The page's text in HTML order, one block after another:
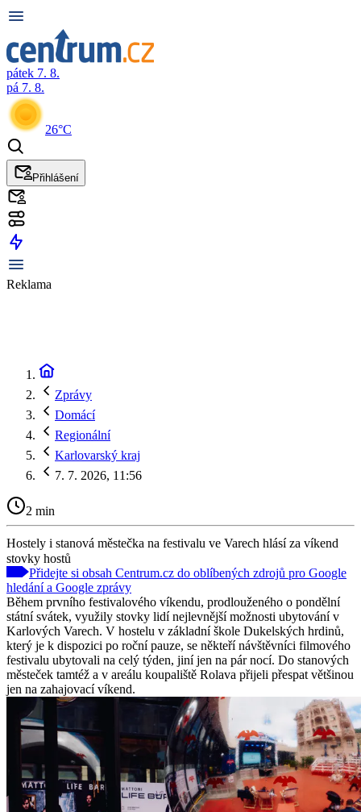
pátek 7. 8.
pá 7. 8.
26°C
Přihlášení
Reklama
Zprávy
Domácí
Regionální
Karlovarský kraj
7. 7. 2026, 11:56
2 min
Hostely i stanová městečka na festivalu ve Varech hlásí za víkend
stovky hostů
Přidejte si obsah Centrum.cz do oblíbených zdrojů pro Google
hledání a Google zprávy
Během prvního festivalového víkendu, prodlouženého o pondělní
státní svátek, využily stovky lidí nejlevnější možnosti ubytování v
Karlových Varech. V hostelu v základní škole Dukelských hrdinů,
který je k dispozici po roční pauze, se někteří návštěvníci filmového
festivalu ubytovali na celý týden, jiní jen na pár nocí. Do stanových
městeček tamtéž a v areálu koupaliště Rolava přijeli přespat většinou
jen na zahajovací víkend.